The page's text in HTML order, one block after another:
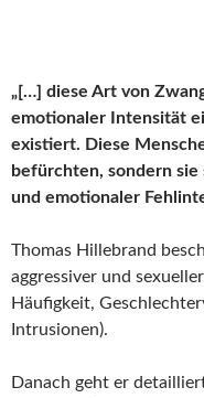
„[…] diese Art von
emotionaler Intensität
existiert. Diese
befürchten, sondern
und emotionaler
Thomas Hillebrand
aggressiver und
Häufigkeit,
Intrusionen).
Danach geht er